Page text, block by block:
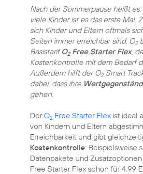
Nach der Sommerpause heißt
viele Kinder ist es das erste Mal.
sich Kinder und Eltern oftmals
Seiten immer erreichbar sind. O2
Basistarif O2Free Starter Flex,
Kostenkontrolle mit dem Bedarf
Außerdem hilft der O2Smart
dabei, dass ihre
gehen.
DerO2 Free Starter Flex ist ideal
von Kindern und Eltern
Erreichbarkeit und gibt
Kostenkontrolle: Beispielsweise
Datenpakete und
Free Starter Flex schon für 4,99